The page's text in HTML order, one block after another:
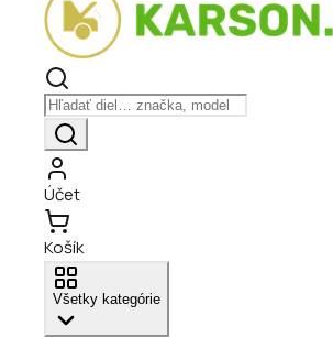
Účet
Košík
Všetky kategórie